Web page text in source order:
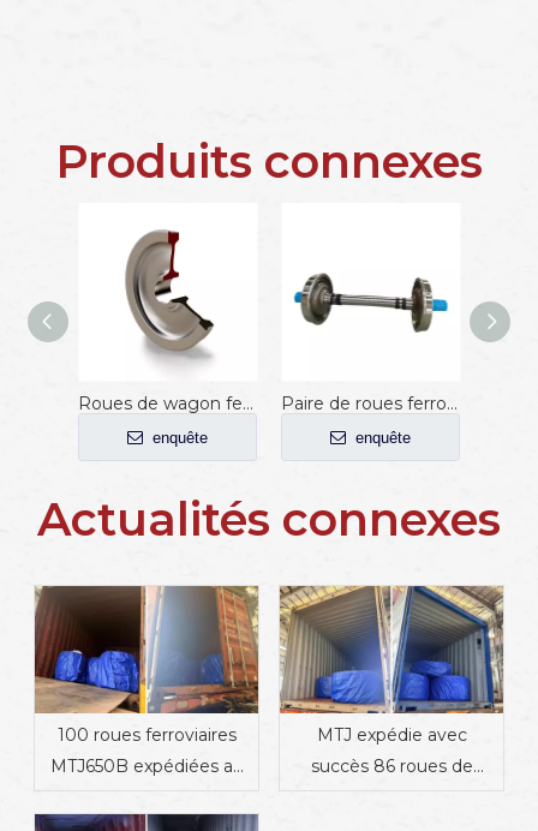
Produits connexes
Roues de wagon ferroviaire AAR-B 1000 mm
enquête
Paire de roues ferroviaires standard AAR
enquête
Actualités connexes
100 roues ferroviaires
MTJ650B expédiées au
MTJ expédie avec
succès 86 roues de